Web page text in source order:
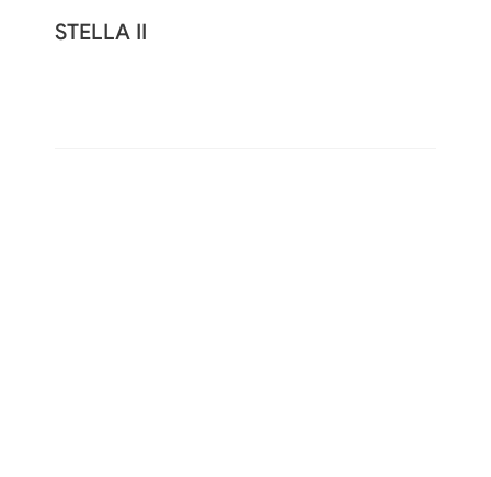
STELLA II